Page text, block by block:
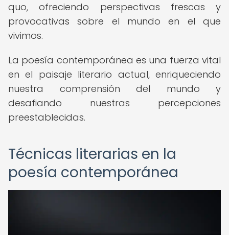
quo, ofreciendo perspectivas frescas y
provocativas sobre el mundo en el que
vivimos.
La poesía contemporánea es una fuerza vital
en el paisaje literario actual, enriqueciendo
nuestra comprensión del mundo y
desafiando nuestras percepciones
preestablecidas.
Técnicas literarias en la
poesía contemporánea